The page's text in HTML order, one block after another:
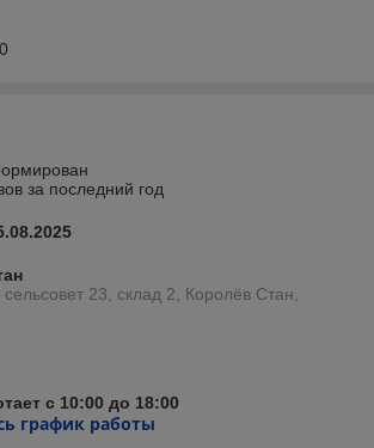
за последний год
23, склад 2, Королёв Стан,
с 10:00 до 18:00
график работы